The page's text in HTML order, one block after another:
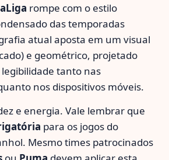
rompe com o estilo
das temporadas
atual aposta em um visual
e geométrico, projetado
tanto nas
nos dispositivos móveis.
e energia. Vale lembrar que
para os jogos do
Mesmo times patrocinados